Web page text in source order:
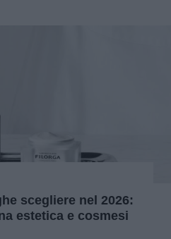
scegliere nel 2026:
estetica e cosmesi